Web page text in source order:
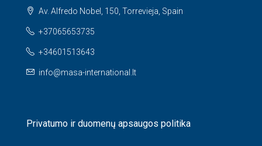
Av. Alfredo Nobel, 150, Torrevieja, Spain
+37065653735
+34601513643
info@masa-international.lt
Privatumo ir duomenų apsaugos politika